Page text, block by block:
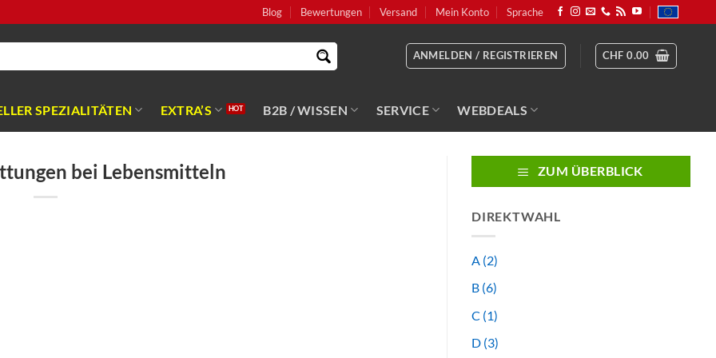
Blog Bewertungen Versand Mein Konto Sprache
ANMELDEN / REGISTRIEREN CHF 0.00
SPEZIALITÄTEN EXTRA’S B2B / WISSEN SERVICE WEBDEALS
bei Lebensmitteln ZUM ÜBERBLICK
DIREKTWAHL
A (2)
B (6)
C (1)
D (3)